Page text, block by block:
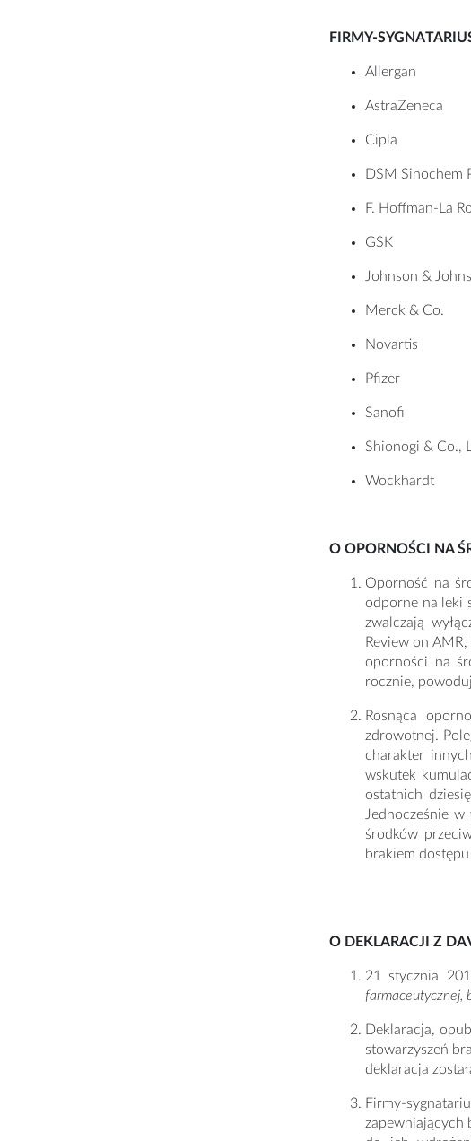
FIRMY-
Allergan
AstraZeneca
Cipla
DSM Sinochem
F. Hoffman-La
GSK
Johnson &
Merck & Co.
Novartis
Pfizer
Sanofi
Shionogi & Co.,
Wockhardt
O OPORNOŚCI NA
Oporność na
odporne na leki
zwalczają
Review on
oporności na
rocznie,
Rosnąca
zdrowotnej.
charakter
wskutek
ostatnich
Jednocześnie
środków
brakiem
O DEKLARACJI Z
21 stycznia
farmaceutycznej,
Deklaracja,
stowarzyszeń
deklaracja
Firmy-
zapewniających